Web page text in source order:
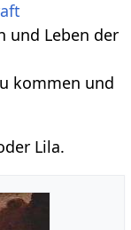
und Leben der
kommen und
Lila.